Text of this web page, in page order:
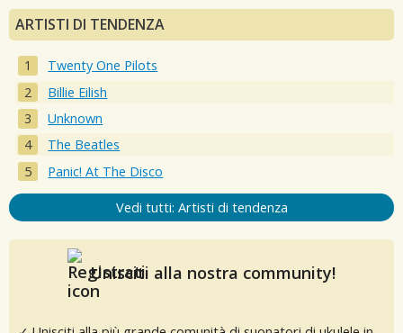
ARTISTI DI TENDENZA
Twenty One Pilots
Billie Eilish
Unknown
The Beatles
Panic! At The Disco
Vedi tutti: Artisti di tendenza
Unisciti alla nostra community!